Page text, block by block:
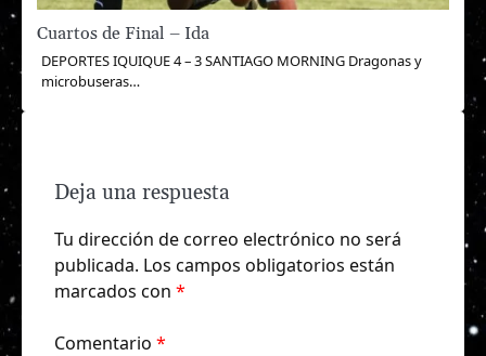
Cuartos de Final – Ida
DEPORTES IQUIQUE 4 – 3 SANTIAGO MORNING Dragonas y
microbuseras…
Deja una respuesta
Tu dirección de correo electrónico no será
publicada. Los campos obligatorios están
marcados con *
Comentario *